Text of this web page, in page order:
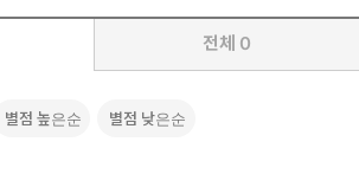
전체 0
별점 높은순 별점 낮은순